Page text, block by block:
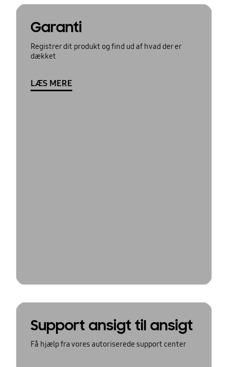
Garanti
Registrer dit produkt og find ud af hvad der er
dækket
LÆS MERE
Support ansigt til ansigt
Få hjælp fra vores autoriserede support center